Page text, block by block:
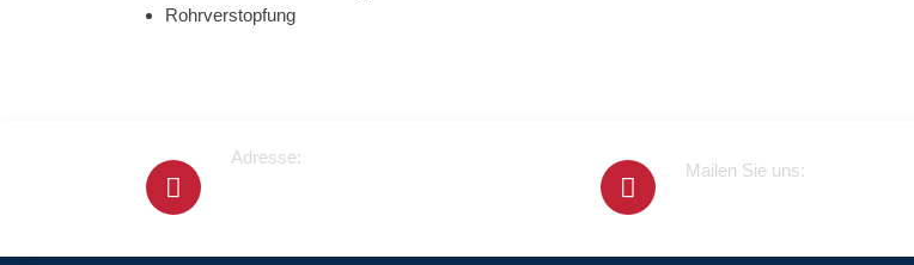
Rohrverstopfung
Adresse:
Mailen Sie uns: